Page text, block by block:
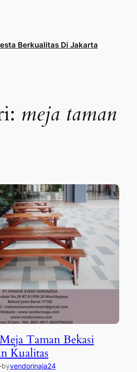
Berkualitas Di Jakarta
meja taman
Taman Bekasi
Kualitas
byvendorinaja24